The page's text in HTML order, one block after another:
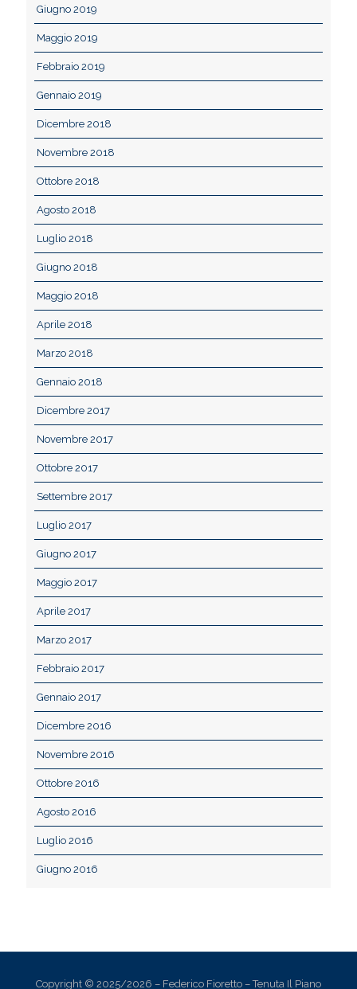
Giugno 2019
Maggio 2019
Febbraio 2019
Gennaio 2019
Dicembre 2018
Novembre 2018
Ottobre 2018
Agosto 2018
Luglio 2018
Giugno 2018
Maggio 2018
Aprile 2018
Marzo 2018
Gennaio 2018
Dicembre 2017
Novembre 2017
Ottobre 2017
Settembre 2017
Luglio 2017
Giugno 2017
Maggio 2017
Aprile 2017
Marzo 2017
Febbraio 2017
Gennaio 2017
Dicembre 2016
Novembre 2016
Ottobre 2016
Agosto 2016
Luglio 2016
Giugno 2016
Copyright © 2025/2026 – Federico Fioretto – Tenuta Il Piano